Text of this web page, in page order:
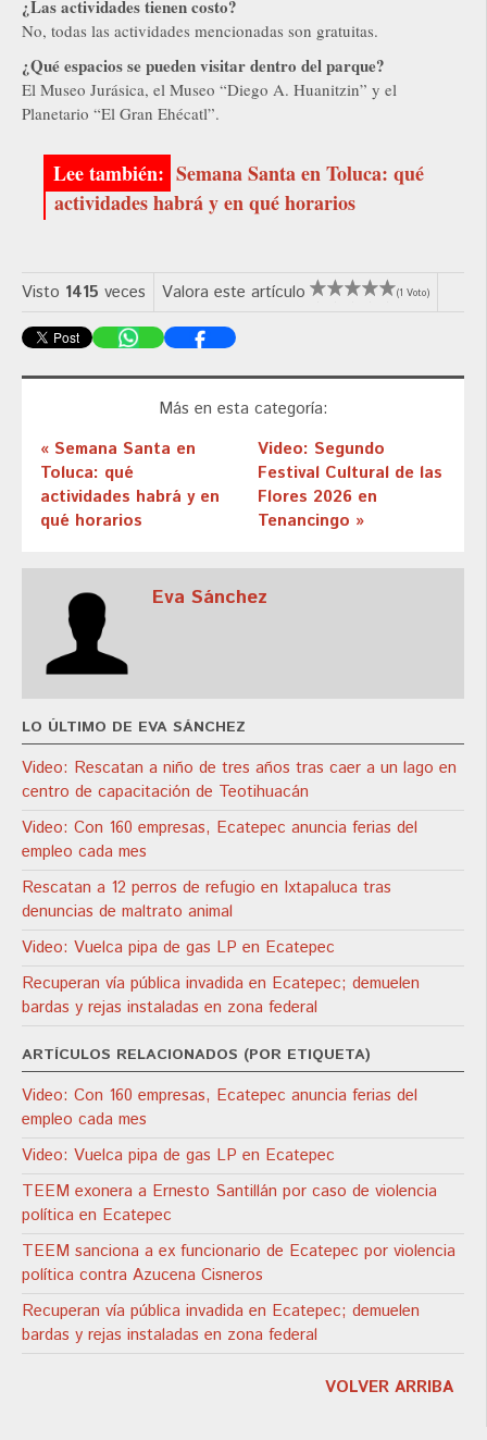
¿Las actividades tienen costo?
No, todas las actividades mencionadas son gratuitas.
¿Qué espacios se pueden visitar dentro del parque?
El Museo Jurásica, el Museo “Diego A. Huanitzin” y el
Planetario “El Gran Ehécatl”.
Semana Santa en Toluca: qué
actividades habrá y en qué horarios
Visto 1415 veces Valora este artículo (1 Voto)
Más en esta categoría:
« Semana Santa en
Toluca: qué
actividades habrá y en
qué horarios
Video: Segundo
Festival Cultural de las
Flores 2026 en
Tenancingo »
Eva Sánchez
LO ÚLTIMO DE EVA SÁNCHEZ
Video: Rescatan a niño de tres años tras caer a un lago en
centro de capacitación de Teotihuacán
Video: Con 160 empresas, Ecatepec anuncia ferias del
empleo cada mes
Rescatan a 12 perros de refugio en Ixtapaluca tras
denuncias de maltrato animal
Video: Vuelca pipa de gas LP en Ecatepec
Recuperan vía pública invadida en Ecatepec; demuelen
bardas y rejas instaladas en zona federal
ARTÍCULOS RELACIONADOS (POR ETIQUETA)
Video: Con 160 empresas, Ecatepec anuncia ferias del
empleo cada mes
Video: Vuelca pipa de gas LP en Ecatepec
TEEM exonera a Ernesto Santillán por caso de violencia
política en Ecatepec
TEEM sanciona a ex funcionario de Ecatepec por violencia
política contra Azucena Cisneros
Recuperan vía pública invadida en Ecatepec; demuelen
bardas y rejas instaladas en zona federal
VOLVER ARRIBA